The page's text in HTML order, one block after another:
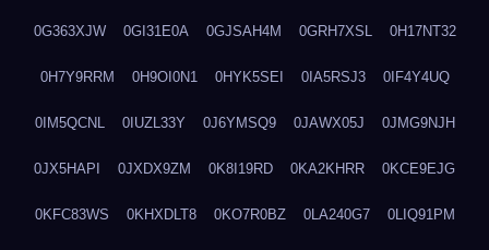
0G363XJW 0GI31E0A 0GJSAH4M 0GRH7XSL 0H17NT32
0H7Y9RRM 0H9OI0N1 0HYK5SEI 0IA5RSJ3 0IF4Y4UQ
0IM5QCNL 0IUZL33Y 0J6YMSQ9 0JAWX05J 0JMG9NJH
0JX5HAPI 0JXDX9ZM 0K8I19RD 0KA2KHRR 0KCE9EJG
0KFC83WS 0KHXDLT8 0KO7R0BZ 0LA240G7 0LIQ91PM